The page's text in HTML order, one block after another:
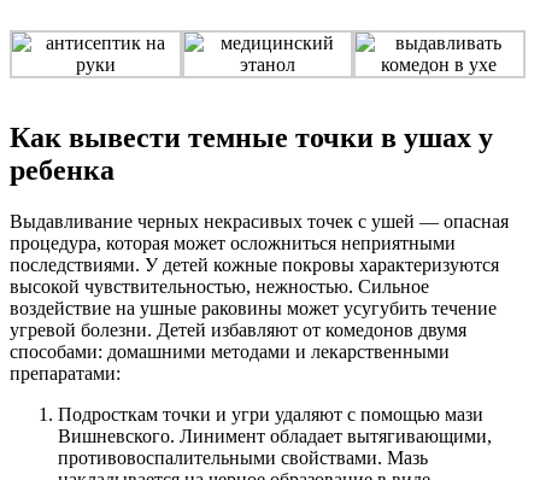
Как вывести темные точки в ушах у
ребенка
Выдавливание черных некрасивых точек с ушей — опасная
процедура, которая может осложниться неприятными
последствиями. У детей кожные покровы характеризуются
высокой чувствительностью, нежностью. Сильное
воздействие на ушные раковины может усугубить течение
угревой болезни. Детей избавляют от комедонов двумя
способами: домашними методами и лекарственными
препаратами:
Подросткам точки и угри удаляют с помощью мази
Вишневского. Линимент обладает вытягивающими,
противовоспалительными свойствами. Мазь